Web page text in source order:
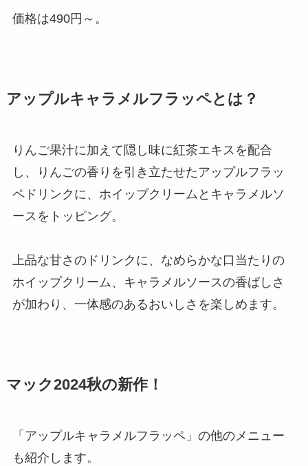
価格は490円～。
アップルキャラメルフラッペとは？
りんご果汁に加えて隠し味に紅茶エキスを配合
し、りんごの香りを引き立たせたアップルフラッ
ペドリンクに、ホイップクリームとキャラメルソ
ースをトッピング。
上品な甘さのドリンクに、なめらかな口当たりの
ホイップクリーム、キャラメルソースの香ばしさ
が加わり、一体感のあるおいしさを楽しめます。
マック2024秋の新作！
「アップルキャラメルフラッペ」の他のメニュー
も紹介します。